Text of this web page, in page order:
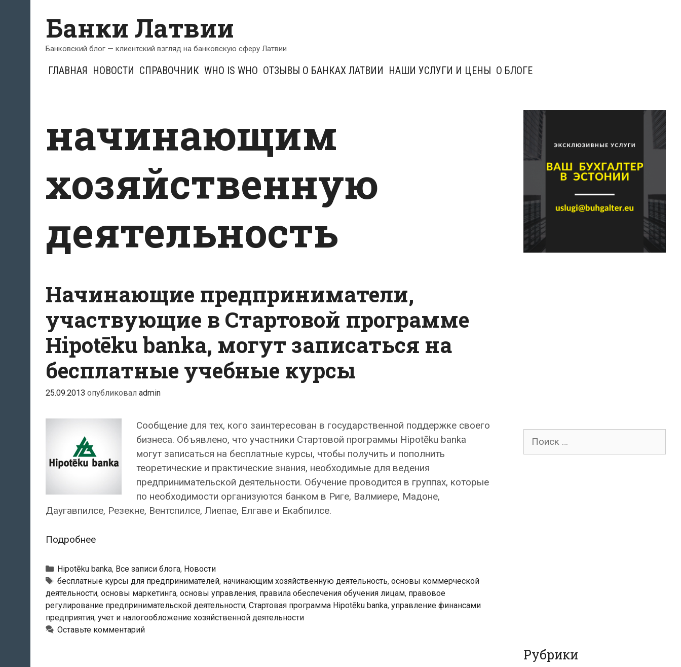
содержимому
Банки Латвии
Банковский блог — клиентский взгляд на банковскую сферу Латвии
ГЛАВНАЯ НОВОСТИ СПРАВОЧНИК WHO IS WHO ОТЗЫВЫ О БАНКАХ ЛАТВИИ НАШИ УСЛУГИ И ЦЕНЫ О БЛОГЕ
начинающим
хозяйственную
деятельность
Начинающие предприниматели,
участвующие в Стартовой программе
Hipotēku banka, могут записаться на
бесплатные учебные курсы
25.09.2013 опубликовал admin
Сообщение для тех, кого заинтересован в государственной поддержке своего
бизнеса. Объявлено, что участники Стартовой программы Hipotēku banka
могут записаться на бесплатные курсы, чтобы получить и пополнить
теоретические и практические знания, необходимые для ведения
предпринимательской деятельности. Обучение проводится в группах, которые
по необходимости организуются банком в Риге, Валмиере, Мадоне,
Даугавпилсе, Резекне, Вентспилсе, Лиепае, Елгаве и Екабпилсе.
ПодробнееНачинающие
участвующие
в
Стартовой
программе
Hipotēku
Рубрики
Hipotēku banka, Все записи блога, Новости
Тэги
бесплатные курсы для предпринимателей, начинающим хозяйственную деятельность, основы коммерческой
деятельности, основы маркетинга, основы управления, правила обеспечения обучения лицам, правовое
регулирование предпринимательской деятельности, Стартовая программа Hipotēku banka, управление финансами
предприятия, учет и налогообложение хозяйственной деятельности
Оставьте комментарий
Поиск
Рубрики